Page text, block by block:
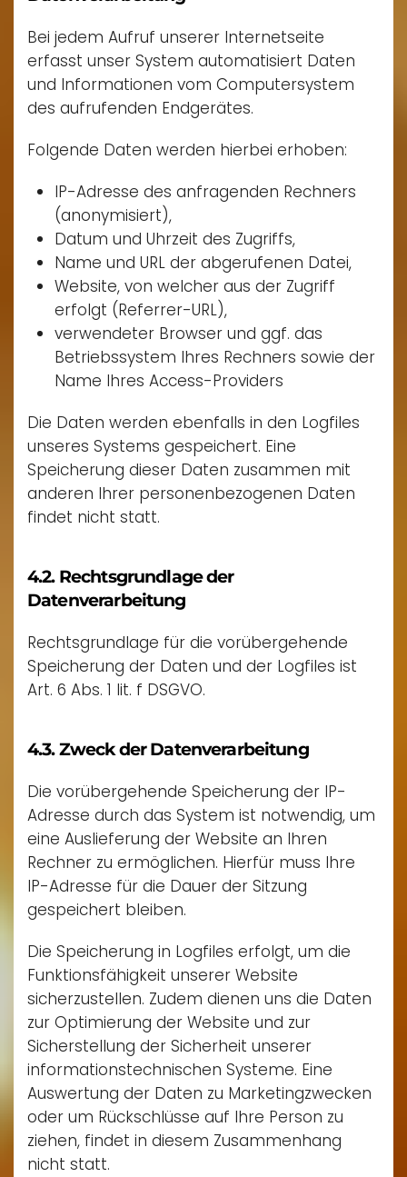
Bei jedem Aufruf unserer Internetseite
erfasst unser System automatisiert Daten
und Informationen vom Computersystem
des aufrufenden Endgerätes.
Folgende Daten werden hierbei erhoben:
IP-Adresse des anfragenden Rechners
(anonymisiert),
Datum und Uhrzeit des Zugriffs,
Name und URL der abgerufenen Datei,
Website, von welcher aus der Zugriff
erfolgt (Referrer-URL),
verwendeter Browser und ggf. das
Betriebssystem Ihres Rechners sowie der
Name Ihres Access-Providers
Die Daten werden ebenfalls in den Logfiles
unseres Systems gespeichert. Eine
Speicherung dieser Daten zusammen mit
anderen Ihrer personenbezogenen Daten
findet nicht statt.
4.2. Rechtsgrundlage der
Datenverarbeitung
Rechtsgrundlage für die vorübergehende
Speicherung der Daten und der Logfiles ist
Art. 6 Abs. 1 lit. f DSGVO.
4.3. Zweck der Datenverarbeitung
Die vorübergehende Speicherung der IP-
Adresse durch das System ist notwendig, um
eine Auslieferung der Website an Ihren
Rechner zu ermöglichen. Hierfür muss Ihre
IP-Adresse für die Dauer der Sitzung
gespeichert bleiben.
Die Speicherung in Logfiles erfolgt, um die
Funktionsfähigkeit unserer Website
sicherzustellen. Zudem dienen uns die Daten
zur Optimierung der Website und zur
Sicherstellung der Sicherheit unserer
informationstechnischen Systeme. Eine
Auswertung der Daten zu Marketingzwecken
oder um Rückschlüsse auf Ihre Person zu
ziehen, findet in diesem Zusammenhang
nicht statt.